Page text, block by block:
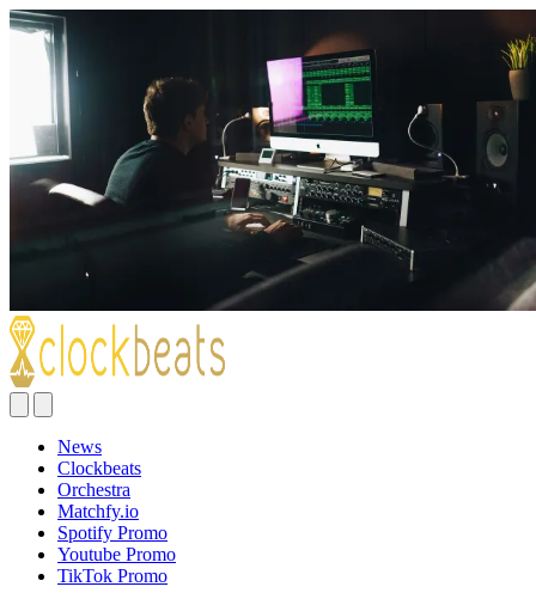
News
Clockbeats
Orchestra
Matchfy.io
Spotify Promo
Youtube Promo
TikTok Promo